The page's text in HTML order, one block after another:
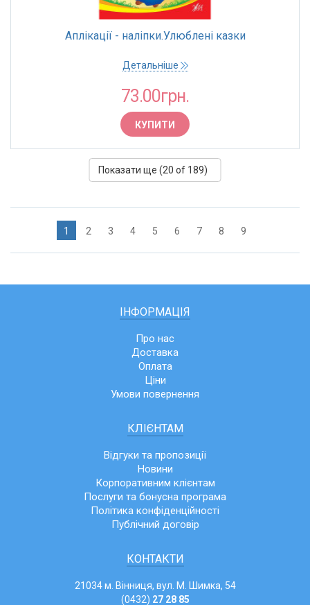
Аплікації - наліпки.Улюблені казки
Детальніше
73.00грн.
КУПИТИ
Показати ще (20 of 189)
1 2 3 4 5 6 7 8 9
ІНФОРМАЦІЯ
Про нас
Доставка
Оплата
Ціни
Умови повернення
КЛІЄНТАМ
Відгуки та пропозиції
Новини
Корпоративним клієнтам
Послуги та бонусна програма
Політика конфіденційності
Публічний договір
КОНТАКТИ
21034 м. Вінниця, вул. М. Шимка, 54
(0432) 27 28 85